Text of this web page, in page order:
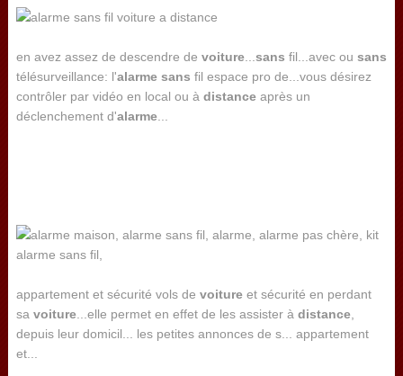
en avez assez de descendre de voiture... sans fil...avec ou sans
télésurveillance: l'alarme sans fil espace pro de...vous désirez
contrôler par vidéo en local ou à distanceaprès un
déclenchement d'alarme...
appartement et sécurité vols de voitureet sécurité en perdant
sa voiture...elle permet en effet de les assister à distance,
depuis leur domicil... les petites annonces de s... appartement
et...